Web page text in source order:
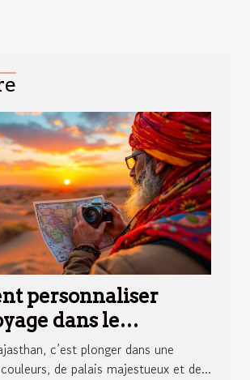
personnaliser
dans le
?
c’est plonger dans une
de palais majestueux et de...